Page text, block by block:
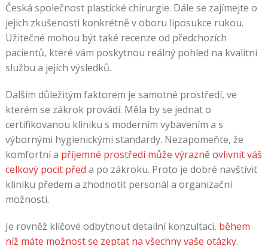
Česká společnost plastické chirurgie. Dále se zajímejte o
jejich zkušenosti konkrétně v oboru liposukce rukou.
Užitečné mohou být také recenze od předchozích
pacientů, které vám poskytnou reálný pohled na kvalitní
službu a jejích výsledků.
Dalším důležitým faktorem je samotné prostředí, ve
kterém se zákrok provádí. Měla by se jednat o
certifikovanou kliniku s moderním vybavením a s
výbornými hygienickými standardy. Nezapomeňte, že
komfortní a příjemné prostředí může výrazně ovlivnit váš
celkový pocit před a po zákroku. Proto je dobré navštívit
kliniku předem a zhodnotit personál a organizační
možnosti.
Je rovněž klíčové odbytnout detailní konzultaci, během
níž máte možnost se zeptat na všechny vaše otázky.